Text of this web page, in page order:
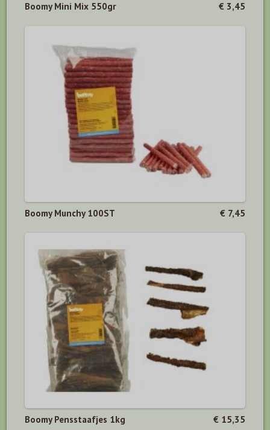
Boomy Mini Mix 550gr € 3,45
Boomy Munchy 100ST € 7,45
Boomy Pensstaafjes 1kg € 15,35